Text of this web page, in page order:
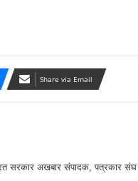
Share via Email
सरकार अखबार संपादक, पत्रकार